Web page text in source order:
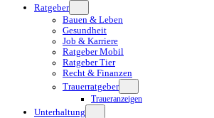
Ratgeber
Bauen & Leben
Gesundheit
Job & Karriere
Ratgeber Mobil
Ratgeber Tier
Recht & Finanzen
Trauerratgeber
Traueranzeigen
Unterhaltung